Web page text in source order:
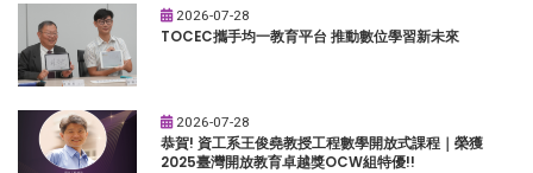
2026-07-28
TOCEC攜手均一教育平台 推動數位學習新未來
2026-07-28
恭賀! 資工系王俊堯教授工程數學開放式課程｜榮獲
2025臺灣開放教育卓越獎OCW組特優!!